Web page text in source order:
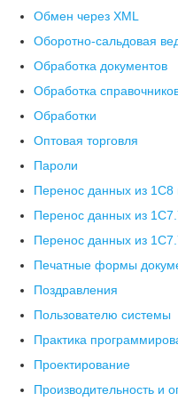
Обмен через XML
Оборотно-сальдовая
Обработка документов
Обработка
Обработки
Оптовая торговля
Пароли
Перенос данных из 1C8
Перенос данных из
Перенос данных из
Печатные формы
Поздравления
Пользователю системы
Практика
Проектирование
Производительность и